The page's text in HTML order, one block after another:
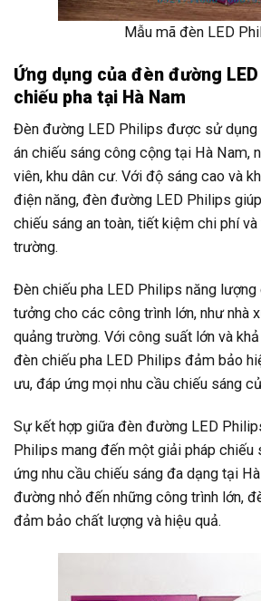
Mẫu mã đèn LED
Ứng dụng của đèn đường
chiếu pha tại Hà Nam
Đèn đường LED Philips được sử dụng
án chiếu sáng công cộng tại Hà Nam,
viên, khu dân cư. Với độ sáng cao và
điện năng, đèn đường LED Philips
chiếu sáng an toàn, tiết kiệm chi phí
trường.
Đèn chiếu pha LED Philips năng
tưởng cho các công trình lớn, như nhà
quảng trường. Với công suất lớn và
đèn chiếu pha LED Philips đảm bảo
ưu, đáp ứng mọi nhu cầu chiếu sáng
Sự kết hợp giữa đèn đường LED
Philips mang đến một giải pháp chiếu
ứng nhu cầu chiếu sáng đa dạng tại
đường nhỏ đến những công trình lớn,
đảm bảo chất lượng và hiệu quả.